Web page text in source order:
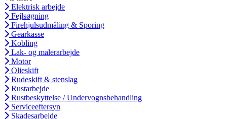
Elektrisk arbejde
Fejlsøgning
Firehjulsudmåling & Sporing
Gearkasse
Kobling
Lak- og malerarbejde
Motor
Olieskift
Rudeskift & stenslag
Rustarbejde
Rustbeskyttelse / Undervognsbehandling
Serviceeftersyn
Skadesarbejde